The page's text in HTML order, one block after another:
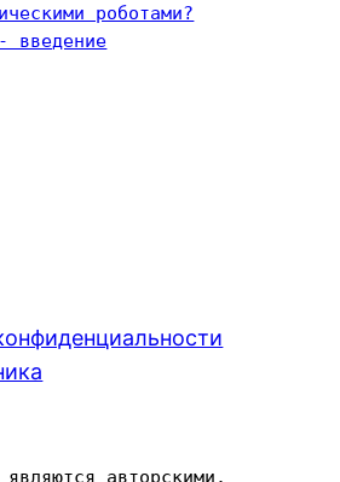
роботами?
введение
авторскими.